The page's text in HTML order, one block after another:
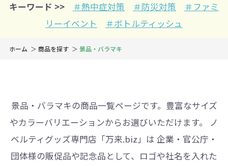
キーワード >>
＃熱中症対策 ＃防災対策
＃ファミ
リーイベント
＃ボトルティッシュ
ホーム 商品を探す 景品・バラマキ
景品・バラマキの商品一覧ページです。豊富なサイズ
やカラーバリエーションからお選びいただけます。 ノ
ベルティグッズ専門店「万来.biz」は 企業・官公庁・
団体様の販促品や記念品として、ロゴや社名を入れた